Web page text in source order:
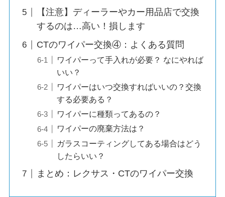
【注意】ディーラーやカー用品店で交換
するのは…高い！損します
CTのワイパー交換④：よくある質問
ワイパーって手入れが必要？ なにやれば
いい？
ワイパーはいつ交換すればいいの？交換
する必要ある？
ワイパーに種類ってあるの？
ワイパーの廃棄方法は？
ガラスコーティングしてある場合はどう
したらいい？
まとめ：レクサス・CTのワイパー交換